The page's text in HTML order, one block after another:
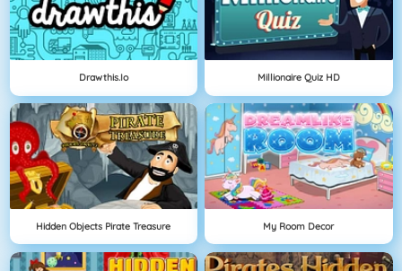
Drawthis.io Millionaire Quiz HD
Hidden Objects Pirate Treasure My Room Decor